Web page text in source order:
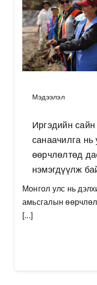
Мэдээлэл
Иргэдийн
санаачилга нь
өөрчлөлтөд
нэмэгдүүлж
Монгол улс нь
амьсгалын
[...]